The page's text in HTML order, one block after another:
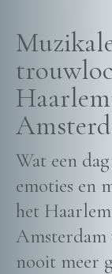
Wat een
emoties en
het
Amsterdam
nooit meer